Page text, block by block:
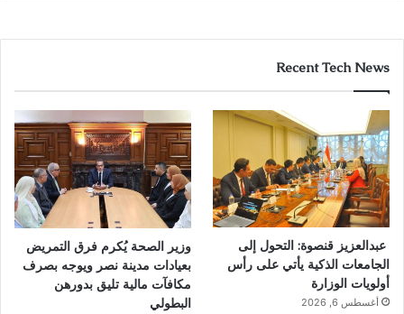
Recent Tech News
عبدالعزيز قنصوة: التحول إلى
الجامعات الذكية يأتي على رأس
أولويات الوزارة
أغسطس 6, 2026
وزير الصحة يُكرم فرق التمريض
بعيادات مدينة نصر ويوجه بصرف
مكافآت مالية تليق بدورهن
البطولي